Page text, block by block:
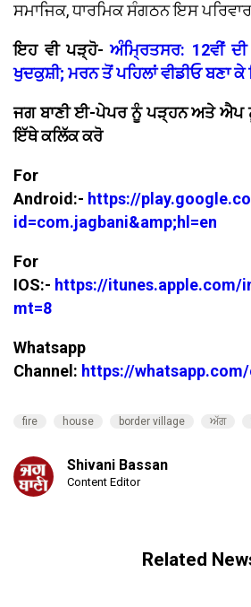
ਸਮਾਜਿਕ, ਧਾਰਮਿਕ ਸੰਗਠਨ ਇਸ
ਇਹ ਵੀ ਪੜ੍ਹੋ-ਅੰਮ੍ਰਿਤਸਰ: 12ਵੀਂ
ਖੁਦਕੁਸ਼ੀ; ਮਰਨ ਤੋਂ ਪਹਿਲਾਂ ਵੀਡੀਓ ਬਣਾ ਕੇ
ਜਗ ਬਾਣੀ ਈ-ਪੇਪਰ ਨੂੰ ਪੜ੍ਹਨ ਅਤੇ ਐਪ
ਇੱਥੇ ਕਲਿੱਕ ਕਰੋ
For
Android:- https://
id=com.jagbani&amp;hl=en
For
IOS:- https://itunes.apple.com/
mt=8
Whatsapp
Channel: https://
fire house border village ਅੱਗ
Shivani Bassan
Content Editor
Related